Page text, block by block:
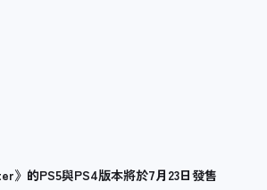
的PS5與PS4版本將於7月23日發售